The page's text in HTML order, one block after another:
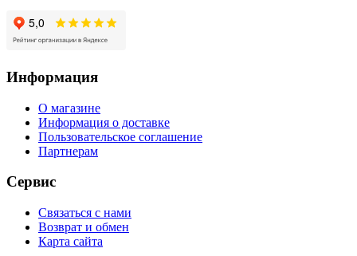
Информация
О магазине
Информация о доставке
Пользовательское соглашение
Партнерам
Сервис
Связаться с нами
Возврат и обмен
Карта сайта